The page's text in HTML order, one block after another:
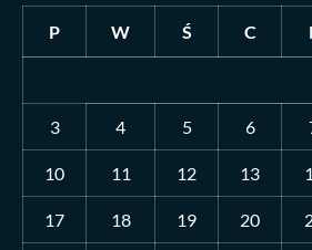
P W Ś C
3 4 5 6
10 11 12 13
17 18 19 20